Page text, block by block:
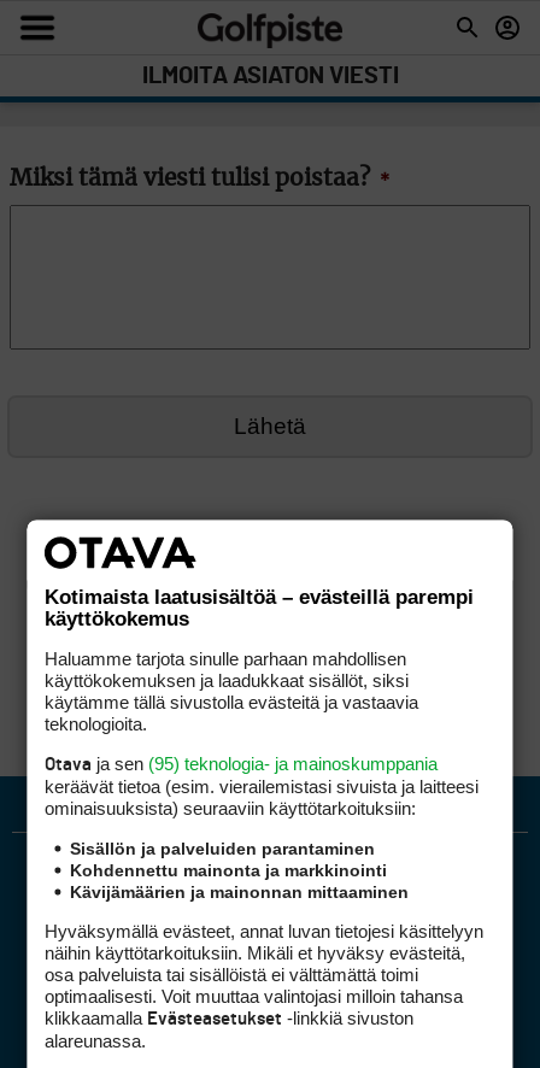
ILMOITA ASIATON VIESTI
Miksi tämä viesti tulisi poistaa? *
Golfpiste mediakortti
Kotimaista laatusisältöä – evästeillä parempi
käyttökokemus
Haluamme tarjota sinulle parhaan mahdollisen
käyttökokemuksen ja laadukkaat sisällöt, siksi
käytämme tällä sivustolla evästeitä ja vastaavia
teknologioita.
Otava ja sen (95) teknologia- ja mainoskumppania
keräävät tietoa (esim. vierailemis­tasi sivuista ja laitteesi
ominaisuuk­sista) seuraaviin käyttötarkoituksiin:
Sisällön ja palveluiden parantaminen
Kohdennettu mainonta ja markkinointi
Kävijämäärien ja mainonnan mittaaminen
Hyväksymällä evästeet, annat luvan tietojesi käsittelyyn
näihin käyttötarkoituksiin. Mikäli et hyväksy evästeitä,
osa palveluista tai sisällöistä ei välttämättä toimi
optimaalisesti. Voit muuttaa valintojasi milloin tahansa
klikkaamalla Evästeasetukset -linkkiä sivuston
alareunassa.